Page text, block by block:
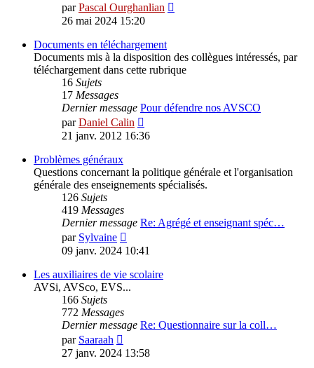
parPascal Ourghanlian
26 mai 2024 15:20
Documents en téléchargement
Documents mis à la disposition des collègues intéressés, par
téléchargement dans cette rubrique
16 Sujets
17 Messages
Dernier message Pour défendre nos AVSCO
parDaniel Calin
le
21 janv. 2012 16:36
Problèmes généraux
Questions concernant la politique générale et l'organisation
générale des enseignements spécialisés.
126 Sujets
419 Messages
Dernier message Re: Agrégé et enseignant spéc…
par Sylvaine
le
message
09 janv. 2024 10:41
Les auxiliaires de vie scolaire
AVSi, AVSco, EVS...
166 Sujets
772 Messages
Dernier message Re: Questionnaire sur la coll…
par Saaraah
le
27 janv. 2024 13:58